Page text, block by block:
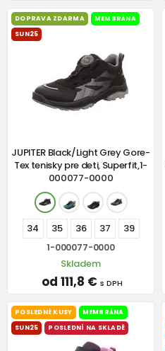
DOPRAVA ZDARMA
MEMBRÁNA
SUN25
JUPITER Black/Light Grey Gore-
Tex tenisky pre deti, Superfit,1-
000077-0000
34 35 36 37 39
1-000077-0000
Skladem
od 111,8 € s DPH
POSLEDNÉ KUSY
MEMBRÁNA
SUN25
POSLEDNÍ NA SKLADĚ